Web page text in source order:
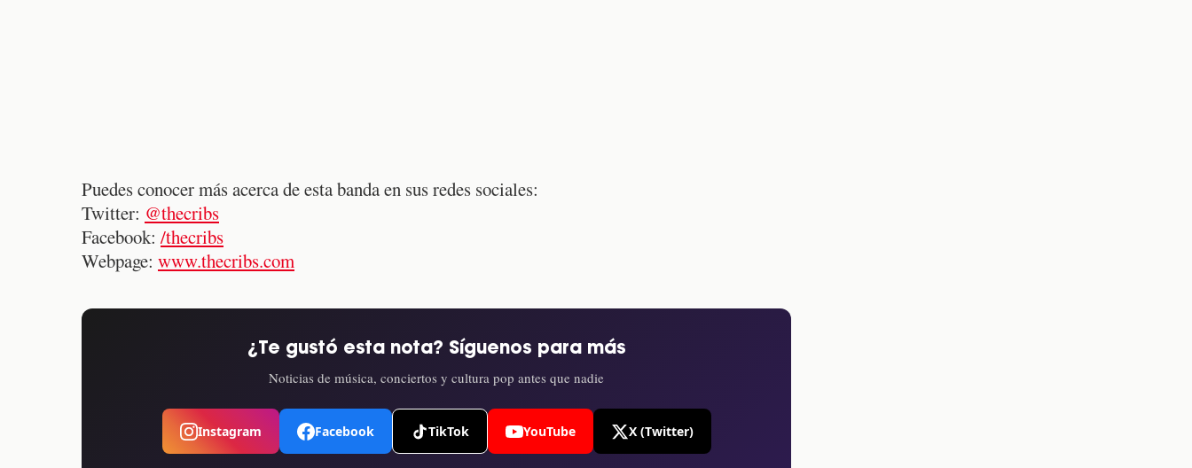
Puedes conocer más acerca de esta banda en sus redes sociales:
Twitter: @thecribs
Facebook: /thecribs
Webpage: www.thecribs.com
¿Te gustó esta nota? Síguenos para más
Noticias de música, conciertos y cultura pop antes que nadie
Instagram Facebook TikTok YouTube X (Twitter)